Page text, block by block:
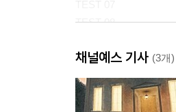
TEST 08
TEST 10
정답 및 해설 별도 수록
채널예스 기사 (3개)